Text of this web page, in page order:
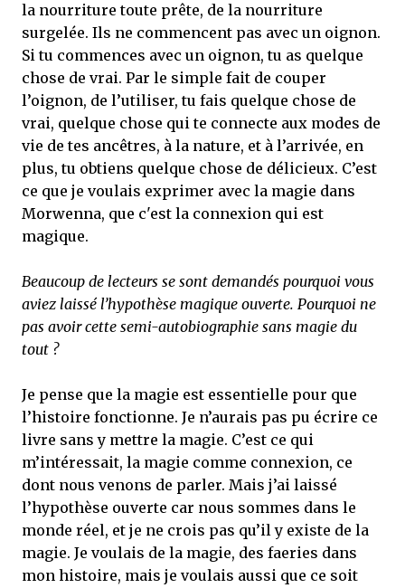
la nourriture toute prête, de la nourriture
surgelée. Ils ne commencent pas avec un oignon.
Si tu commences avec un oignon, tu as quelque
chose de vrai. Par le simple fait de couper
l’oignon, de l’utiliser, tu fais quelque chose de
vrai, quelque chose qui te connecte aux modes de
vie de tes ancêtres, à la nature, et à l’arrivée, en
plus, tu obtiens quelque chose de délicieux. C’est
ce que je voulais exprimer avec la magie dans
Morwenna, que c'est la connexion qui est
magique.
Beaucoup de lecteurs se sont demandés pourquoi vous
aviez laissé l’hypothèse magique ouverte. Pourquoi ne
pas avoir cette semi-autobiographie sans magie du
tout ?
Je pense que la magie est essentielle pour que
l’histoire fonctionne. Je n’aurais pas pu écrire ce
livre sans y mettre la magie. C’est ce qui
m’intéressait, la magie comme connexion, ce
dont nous venons de parler. Mais j’ai laissé
l’hypothèse ouverte car nous sommes dans le
monde réel, et je ne crois pas qu’il y existe de la
magie. Je voulais de la magie, des faeries dans
mon histoire, mais je voulais aussi que ce soit